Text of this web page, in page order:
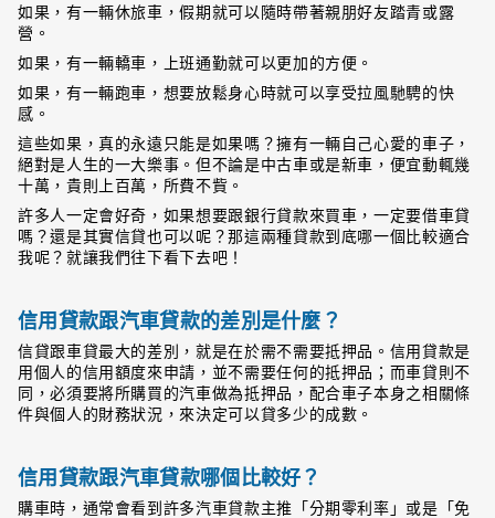
如果，有一輛休旅車，假期就可以隨時帶著親朋好友踏青或露
營。
如果，有一輛轎車，上班通勤就可以更加的方便。
如果，有一輛跑車，想要放鬆身心時就可以享受拉風馳騁的快
感。
這些如果，真的永遠只能是如果嗎？擁有一輛自己心愛的車子，
絕對是人生的一大樂事。但不論是中古車或是新車，便宜動輒幾
十萬，貴則上百萬，所費不貲。
許多人一定會好奇，如果想要跟銀行貸款來買車，一定要借車貸
嗎？還是其實信貸也可以呢？那這兩種貸款到底哪一個比較適合
我呢？就讓我們往下看下去吧！
信用貸款跟汽車貸款的差別是什麼？
信貸跟車貸最大的差別，就是在於需不需要抵押品。信用貸款是
用個人的信用額度來申請，並不需要任何的抵押品；而車貸則不
同，必須要將所購買的汽車做為抵押品，配合車子本身之相關條
件與個人的財務狀況，來決定可以貸多少的成數。
信用貸款跟汽車貸款哪個比較好？
購車時，通常會看到許多汽車貸款主推「分期零利率」或是「免